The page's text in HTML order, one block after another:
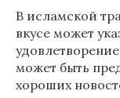
В исламской
вкусе может
может быть
хороших